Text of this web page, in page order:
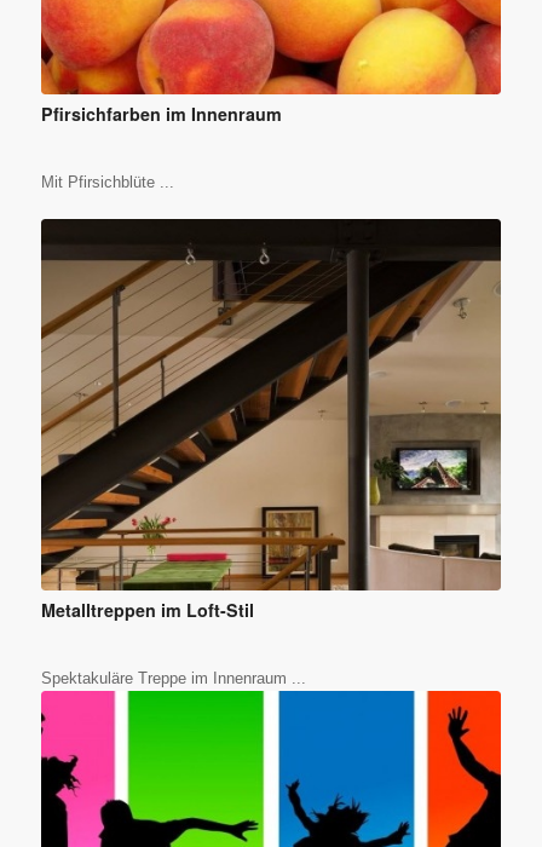
Pfirsichfarben im Innenraum
Mit Pfirsichblüte ...
Metalltreppen im Loft-Stil
Spektakuläre Treppe im Innenraum ...